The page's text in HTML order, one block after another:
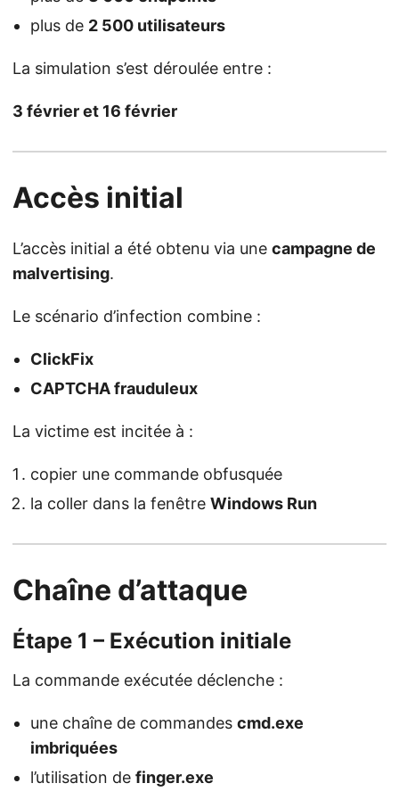
plus de 2 500 utilisateurs
La simulation s’est déroulée entre :
3 février et 16 février
Accès initial
L’accès initial a été obtenu via une campagne de
malvertising.
Le scénario d’infection combine :
ClickFix
CAPTCHA frauduleux
La victime est incitée à :
copier une commande obfusquée
la coller dans la fenêtre Windows Run
Chaîne d’attaque
Étape 1 – Exécution initiale
La commande exécutée déclenche :
une chaîne de commandes cmd.exe
imbriquées
l’utilisation de finger.exe